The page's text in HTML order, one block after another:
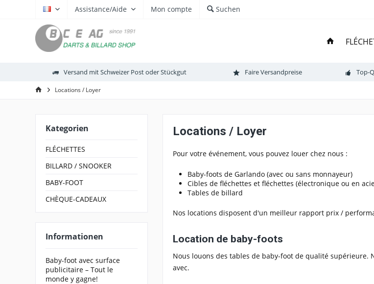
Assistance/Aide Mon compte Suchen
Versand mit Schweizer Post oder Stückgut Faire Versandpreise Top-
Locations / Loyer
Kategorien
FLÉCHETTES
BILLARD / SNOOKER
BABY-FOOT
CHÈQUE-CADEAUX
Informationen
Baby-foot avec surface
publicitaire – Tout le
monde y gagne!
Locations / Loyer
Pour votre événement, vous pouvez louer chez nous :
Baby-foots de Garlando (avec ou sans monnayeur)
Cibles de fléchettes et fléchettes (électronique ou en
Tables de billard
Nos locations disposent d'un meilleur rapport prix /
Location de baby-foots
Nous louons des tables de baby-foot de qualité
avec.